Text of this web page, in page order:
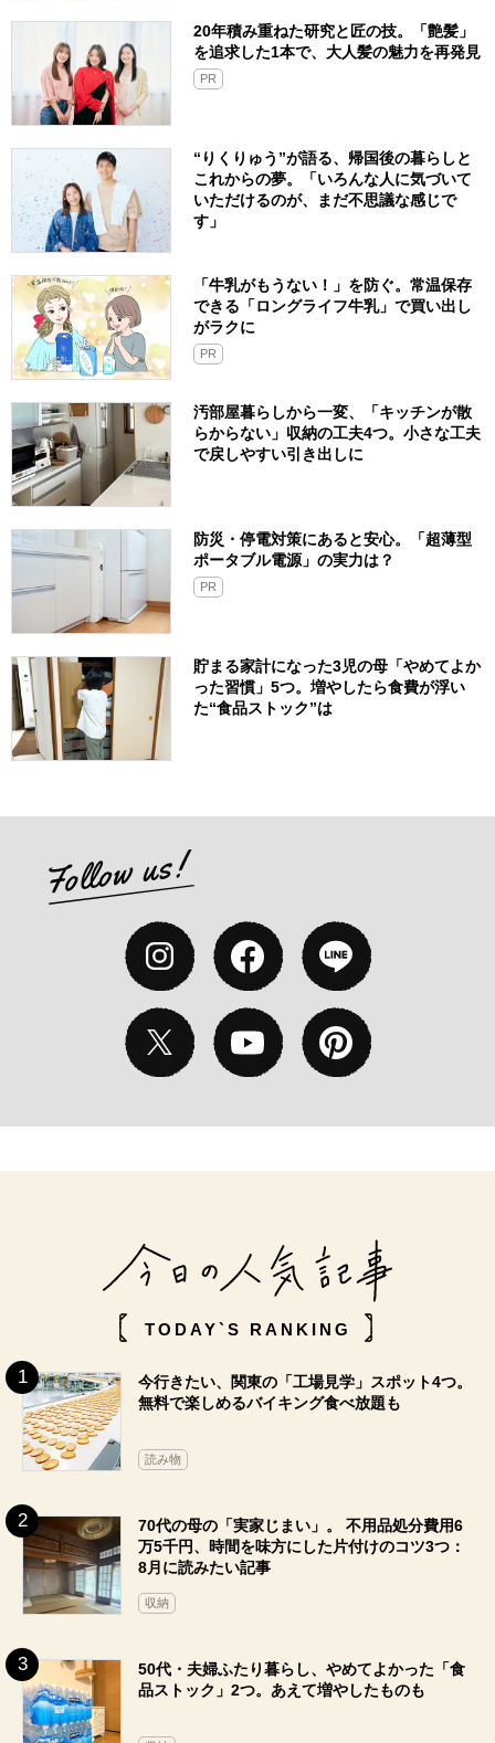
20年積み重ねた研究と匠の技。「艶髪」
を追求した1本で、大人髪の魅力を再発見
PR
“りくりゅう”が語る、帰国後の暮らしと
これからの夢。「いろんな人に気づいて
いただけるのが、まだ不思議な感じで
す」
「牛乳がもうない！」を防ぐ。常温保存
できる「ロングライフ牛乳」で買い出し
がラクに
PR
汚部屋暮らしから一変、「キッチンが散
らからない」収納の工夫4つ。小さな工夫
で戻しやすい引き出しに
防災・停電対策にあると安心。「超薄型
ポータブル電源」の実力は？​
PR
貯まる家計になった3児の母「やめてよか
った習慣」5つ。増やしたら食費が浮い
た“食品ストック”は
TODAY`S RANKING
今行きたい、関東の「工場見学」スポット4つ。
無料で楽しめるバイキング食べ放題も
読み物
70代の母の「実家じまい」。 不用品処分費用6
万5千円、時間を味方にした片付けのコツ3つ：
8月に読みたい記事
収納
50代・夫婦ふたり暮らし、やめてよかった「食
品ストック」2つ。あえて増やしたものも